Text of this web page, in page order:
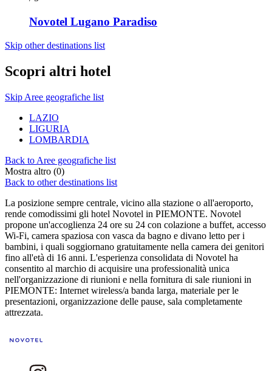
Novotel Lugano Paradiso
Skip other destinations list
Scopri altri hotel
Skip Aree geografiche list
LAZIO
LIGURIA
LOMBARDIA
Back to Aree geografiche list
Mostra altro (0)
Back to other destinations list
La posizione sempre centrale, vicino alla stazione o all'aeroporto,
rende comodissimi gli hotel Novotel in PIEMONTE. Novotel
propone un'accoglienza 24 ore su 24 con colazione a buffet, accesso
Wi-Fi, camera spaziosa con vasca da bagno e divano letto per i
bambini, i quali soggiornano gratuitamente nella camera dei genitori
fino all'età di 16 anni. L'esperienza consolidata di Novotel ha
consentito al marchio di acquisire una professionalità unica
nell'organizzazione di riunioni e nella fornitura di sale riunioni in
PIEMONTE: Internet wireless/a banda larga, materiale per le
presentazioni, organizzazione delle pause, sala completamente
attrezzata.